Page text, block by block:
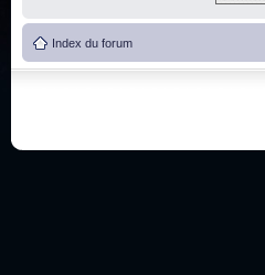
Index du forum